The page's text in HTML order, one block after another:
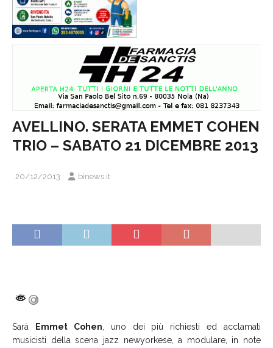
AVELLINO. SERATA EMMET COHEN
TRIO – SABATO 21 DICEMBRE 2013
20/12/2013 binews.it
Sarà Emmet Cohen, uno dei più richiesti ed acclamati
musicisti della scena jazz newyorkese, a modulare, in note